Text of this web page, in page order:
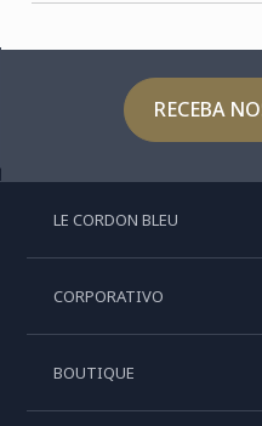
RECEBA
LE CORDON BLEU
CORPORATIVO
BOUTIQUE